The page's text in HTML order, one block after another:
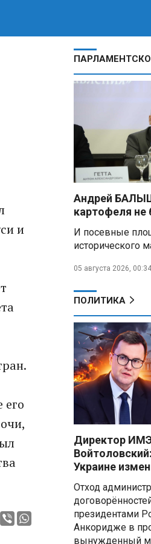
и
его
Андрей
картофеля не
И посевные
исторического
05 августа 2026, 00:34
ПОЛИТИКА
Директор
Украине
Отход
президентами
Анкоридже в
вынужденный